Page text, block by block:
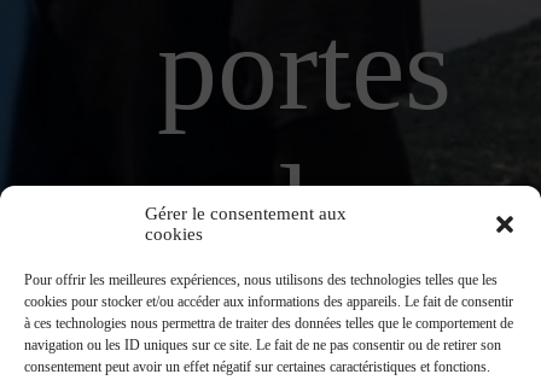
Gérer le consentement aux
cookies
Pour offrir les meilleures expériences, nous utilisons des technologies telles que les
cookies pour stocker et/ou accéder aux informations des appareils. Le fait de consentir
à ces technologies nous permettra de traiter des données telles que le comportement de
navigation ou les ID uniques sur ce site. Le fait de ne pas consentir ou de retirer son
consentement peut avoir un effet négatif sur certaines caractéristiques et fonctions.
portes
de
l’Europ